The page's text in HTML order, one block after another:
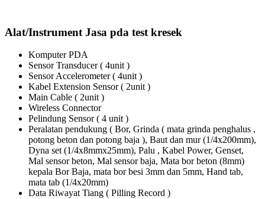
Alat/Instrument Jasa pda test kresek
Komputer PDA
Sensor Transducer ( 4unit )
Sensor Accelerometer ( 4unit )
Kabel Extension Sensor ( 2unit )
Main Cable ( 2unit )
Wireless Connector
Pelindung Sensor ( 4 unit )
Peralatan pendukung ( Bor, Grinda ( mata grinda penghalus ,
potong beton dan potong baja ), Baut dan mur (1/4x200mm),
Dyna set (1/4x8mmx25mm), Palu , Kabel Power, Genset,
Mal sensor beton, Mal sensor baja, Mata bor beton (8mm)
kepala Bor Baja, mata bor besi 3mm dan 5mm, Hand tab,
mata tab (1/4x20mm)
Data Riwayat Tiang ( Pilling Record )